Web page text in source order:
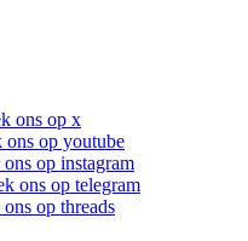
ons op x
ons op youtube
op instagram
ons op telegram
op threads